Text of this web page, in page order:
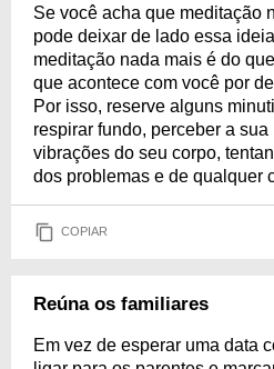
Se você acha que meditação
pode deixar de lado essa
meditação nada mais é do
que acontece com você por
Por isso, reserve alguns
respirar fundo, perceber a
vibrações do seu corpo,
dos problemas e de qualquer
COPIAR
Reúna os familiares
Em vez de esperar uma data